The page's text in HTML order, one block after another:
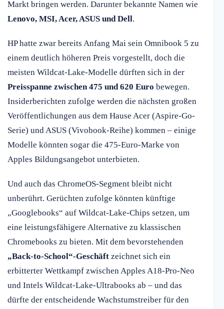
Markt bringen werden. Darunter bekannte Namen wie
Lenovo, MSI, Acer, ASUS und Dell.
HP hatte zwar bereits Anfang Mai sein Omnibook 5 zu
einem deutlich höheren Preis vorgestellt, doch die
meisten Wildcat-Lake-Modelle dürften sich in der
Preisspanne zwischen 475 und 620 Euro bewegen.
Insiderberichten zufolge werden die nächsten großen
Veröffentlichungen aus dem Hause Acer (Aspire-Go-
Serie) und ASUS (Vivobook-Reihe) kommen – einige
Modelle könnten sogar die 475-Euro-Marke von
Apples Bildungsangebot unterbieten.
Und auch das ChromeOS-Segment bleibt nicht
unberührt. Gerüchten zufolge könnten künftige
„Googlebooks“ auf Wildcat-Lake-Chips setzen, um
eine leistungsfähigere Alternative zu klassischen
Chromebooks zu bieten. Mit dem bevorstehenden
„Back-to-School“-Geschäft zeichnet sich ein
erbitterter Wettkampf zwischen Apples A18-Pro-Neo
und Intels Wildcat-Lake-Ultrabooks ab – und das
dürfte der entscheidende Wachstumstreiber für den